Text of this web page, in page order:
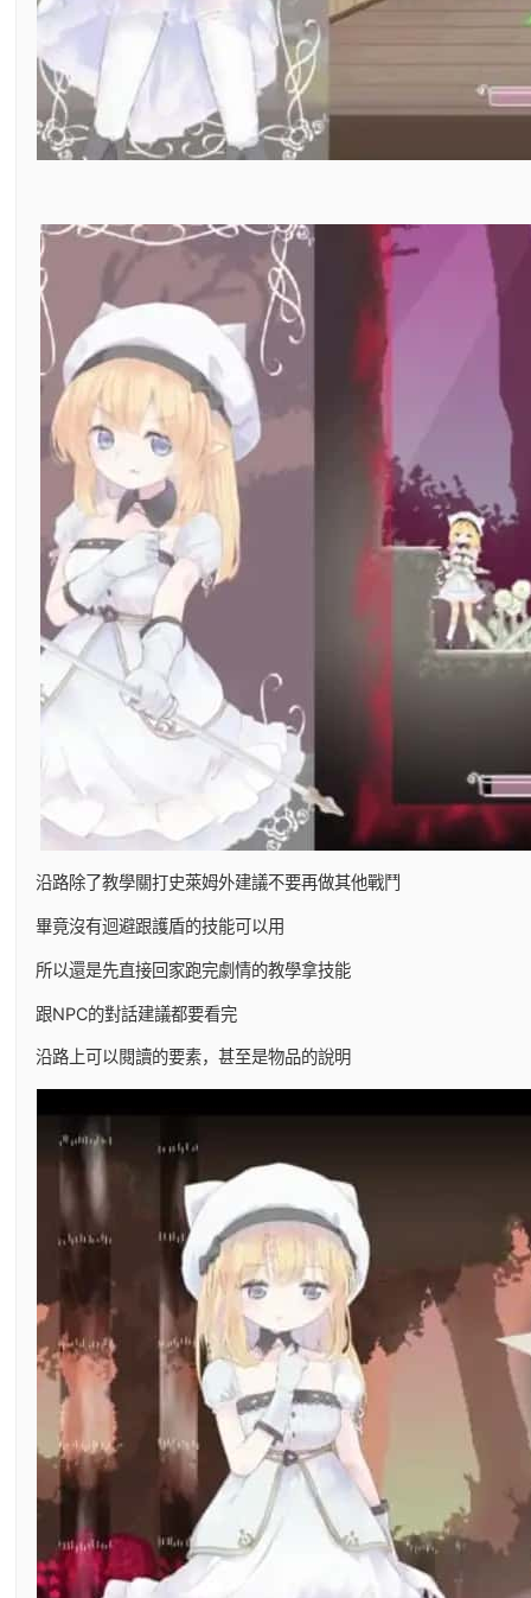
沿路除了教學關打史萊姆外建議不要再做其他戰鬥
畢竟沒有迴避跟護盾的技能可以用
所以還是先直接回家跑完劇情的教學拿技能
跟NPC的對話建議都要看完
沿路上可以閱讀的要素，甚至是物品的說明